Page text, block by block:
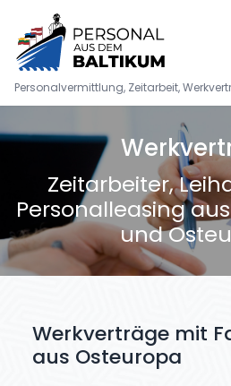
Personalvermittlung, Zeitarbeit,
Zeitarbeiter,
Personalleasing
und
Werkverträge mit
aus Osteuropa